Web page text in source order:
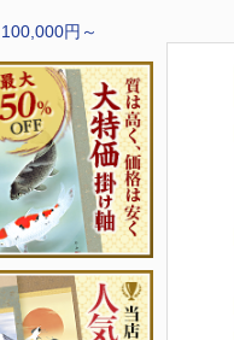
100,000円～